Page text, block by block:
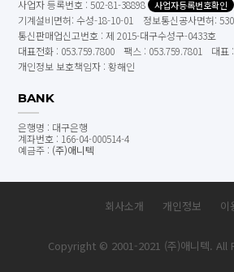
사업자 등록번호 : 502-81-38898 사업자등록번호확인
기계설비면허: 수성-18-10-01 정보통신공사면허:
통신판매업신고번호 : 제 2015-대구수성구-0433호
대표전화 : 053.759.7800
팩스 : 053.759.7801
대표
개인정보 보호책임자 : 황해인
BANK
은행명 : 대구은행
계좌번호 : 166-04-000514-4
예금주 : (주)애니텍
회사소개 개인정보 이
Copyright © 2001-2021 (주)애니텍. All